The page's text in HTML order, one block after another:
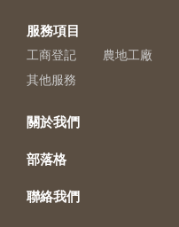
服務項目
工商登記 農地工廠
其他服務
關於我們
部落格
聯絡我們